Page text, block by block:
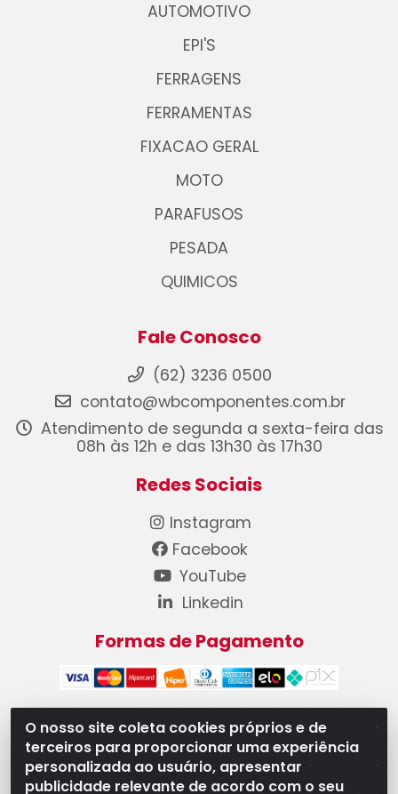
O nosso site coleta cookies próprios e de
terceiros para proporcionar uma experiência
personalizada ao usuário, apresentar
publicidade relevante de acordo com o seu
AUTOMOTIVO
EPI'S
FERRAGENS
FERRAMENTAS
FIXACAO GERAL
MOTO
PARAFUSOS
PESADA
QUIMICOS
Fale Conosco
(62) 3236 0500
contato@wbcomponentes.com.br
Atendimento de segunda a sexta-feira das
08h às 12h e das 13h30 às 17h30
Redes Sociais
Instagram
Facebook
YouTube
Linkedin
Formas de Pagamento
WB Componentes Automotivos LTDA - CNPJ
08.528.393/0001-12 - Rua do Níquel, 667 - Parque
Oeste Industrial, Goiânia/GO - CEP 74375-660